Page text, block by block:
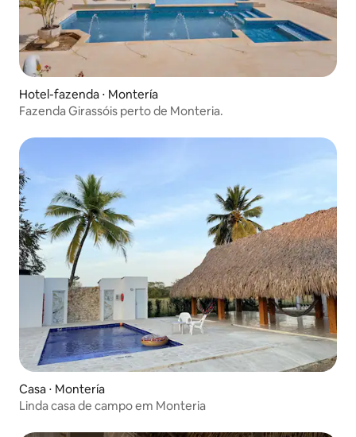
Hotel-fazenda ⋅ Montería
Fazenda Girassóis perto de Monteria.
Casa ⋅ Montería
Linda casa de campo em Monteria